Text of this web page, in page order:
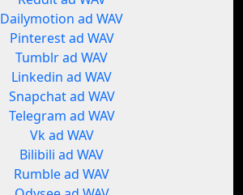
Dailymotion ad WAV
Pinterest ad WAV
Tumblr ad WAV
Linkedin ad WAV
Snapchat ad WAV
Telegram ad WAV
Vk ad WAV
Bilibili ad WAV
Rumble ad WAV